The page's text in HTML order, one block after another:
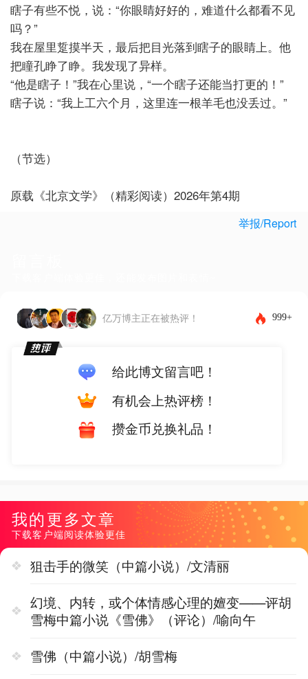
瞎子有些不悦，说：“你眼睛好好的，难道什么都看不见
吗？”
我在屋里踅摸半天，最后把目光落到瞎子的眼睛上。他
把瞳孔睁了睁。我发现了异样。
“他是瞎子！”我在心里说，“一个瞎子还能当打更的！”
瞎子说：“我上工六个月，这里连一根羊毛也没丢过。”
（节选）
原载《北京文学》（精彩阅读）2026年第4期
举报/Report
亿万博主正在被热评！ 999+
给此博文留言吧！
有机会上热评榜！
攒金币兑换礼品！
我的更多文章
下载客户端阅读体验更佳
狙击手的微笑（中篇小说）/文清丽
幻境、内转，或个体情感心理的嬗变——评胡
雪梅中篇小说《雪佛》（评论）/喻向午
雪佛（中篇小说）/胡雪梅